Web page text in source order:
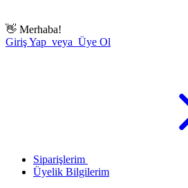
👋 Merhaba!
Giriş Yap veya Üye Ol
Siparişlerim
Üyelik Bilgilerim